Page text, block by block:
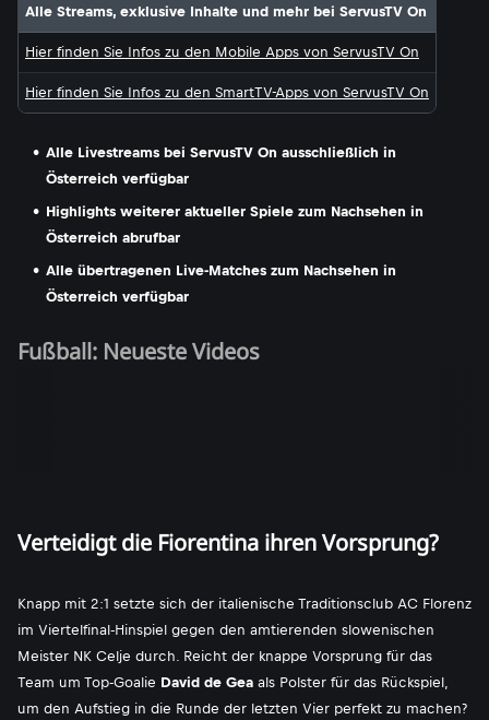
Alle Streams, exklusive Inhalte und mehr bei ServusTV On
Hier finden Sie Infos zu den Mobile Apps von ServusTV On
Hier finden Sie Infos zu den SmartTV-Apps von ServusTV On
Alle Livestreams bei ServusTV On ausschließlich in
Österreich verfügbar
Highlights weiterer aktueller Spiele zum Nachsehen in
Österreich abrufbar
Alle übertragenen Live-Matches zum Nachsehen in
Österreich verfügbar
Fußball: Neueste Videos
Verteidigt die Fiorentina ihren Vorsprung?
Knapp mit 2:1 setzte sich der italienische Traditionsclub AC Florenz
im Viertelfinal-Hinspiel gegen den amtierenden slowenischen
Meister NK Celje durch. Reicht der knappe Vorsprung für das
Team um Top-Goalie David de Gea als Polster für das Rückspiel,
um den Aufstieg in die Runde der letzten Vier perfekt zu machen?